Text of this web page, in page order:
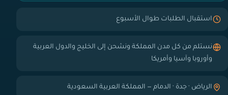
استقبال الطلبات طوال الأسبوع
نستلم من كل مدن المملكة ونشحن إلى الخليج والدول العربية
وأوروبا وآسيا وأمريكا
الرياض · جدة · الدمام — المملكة العربية السعودية